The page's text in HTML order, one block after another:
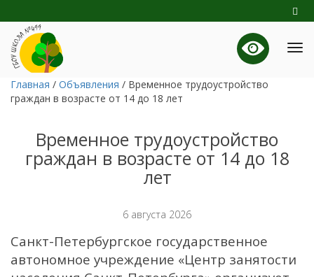
Главная / Объявления / Временное трудоустройство
граждан в возрасте от 14 до 18 лет
Временное трудоустройство
граждан в возрасте от 14 до 18
лет
6 августа 2026
Санкт-Петербургское государственное
автономное учреждение «Центр занятости